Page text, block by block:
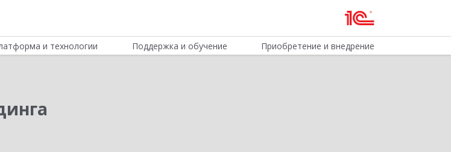
и технологии Поддержка и обучение Приобретение и внедрение